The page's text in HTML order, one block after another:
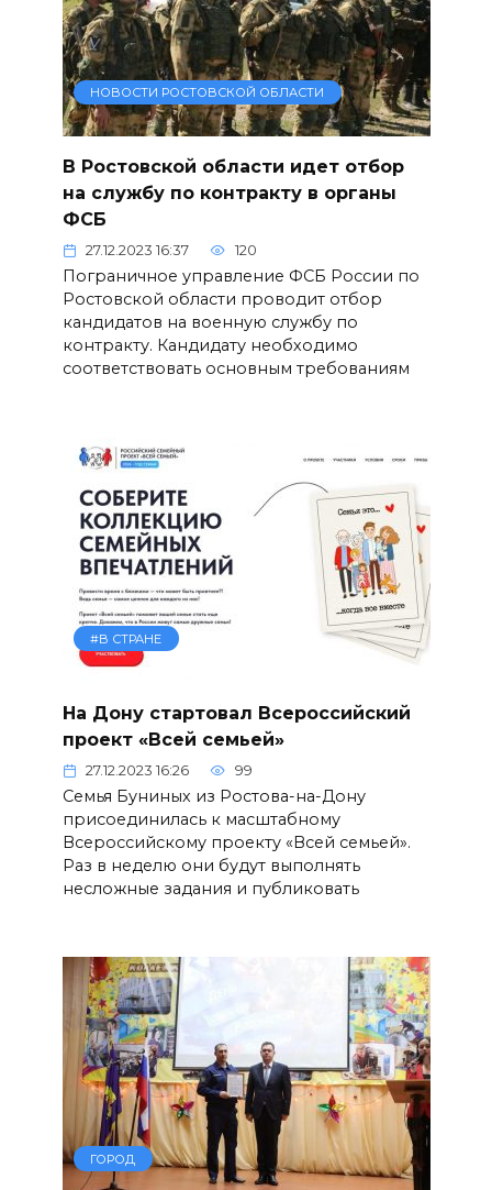
НОВОСТИ РОСТОВСКОЙ ОБЛАСТИ
В Ростовской области идет отбор
на службу по контракту в органы
ФСБ
27.12.2023 16:37 120
Пограничное управление ФСБ России по
Ростовской области проводит отбор
кандидатов на военную службу по
контракту. Кандидату необходимо
соответствовать основным требованиям
#В СТРАНЕ
На Дону стартовал Всероссийский
проект «Всей семьей»
27.12.2023 16:26 99
Семья Буниных из Ростова-на-Дону
присоединилась к масштабному
Всероссийскому проекту «Всей семьей».
Раз в неделю они будут выполнять
несложные задания и публиковать
ГОРОД